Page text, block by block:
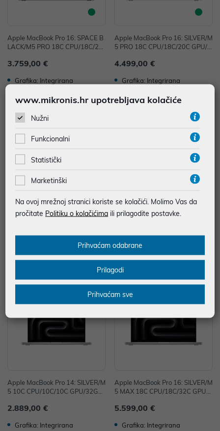
Apple MacBook Pro 16: SPACE B
LACK/M5 PRO 18C CPU/18C/20
3.759,00 €
Grafika: Integrirana
Apple MacBook Pro 16: SILVER/M
5 PRO 18C CPU/18C/20C GPU/4
4.499,00 €
Grafika: Integrirana
Apple MacBook Pro 14: SPACE B
LACK/M5 MAX 18C CPU/18C/32
5.269,00 €
Apple MacBook Pro 14: SILVER/M
5 PRO 15C CPU/15C/16C GPU/2
3.229,00 €
Apple MacBook Pro 14: SILVER/M
5 10C CPU/10C/10C GPU/32GB/
2.889,00 €
Grafika: Integrirana
Apple MacBook Pro 16: SILVER/M
5 MAX 18C CPU/18C/32C GPU/3
5.599,00 €
Grafika: Integrirana
www.mikronis.hr upotrebljava kolačiće
Nužni
Funkcionalni
Statistički
Marketinški
Na ovoj mrežnoj stranici koriste se kolačići. Molimo Vas da
pročitate Politiku o kolačićima ili prilagodite postavke.
Prihvaćam odabrane
Prilagodi
Prihvaćam sve